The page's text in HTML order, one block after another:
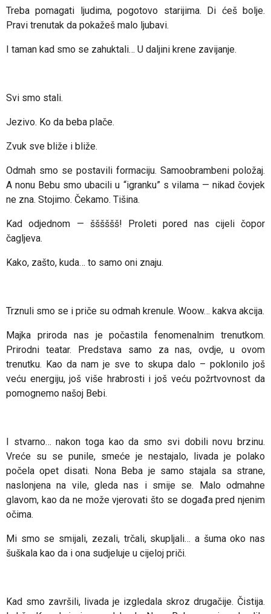
Treba pomagati ljudima, pogotovo starijima. Di ćeš bolje.
Pravi trenutak da pokažeš malo ljubavi.
I taman kad smo se zahuktali… U daljini krene zavijanje.
Svi smo stali.
Jezivo. Ko da beba plače.
Zvuk sve bliže i bliže.
Odmah smo se postavili formaciju. Samoobrambeni položaj.
A nonu Bebu smo ubacili u “igranku” s vilama — nikad čovjek
ne zna. Stojimo. Čekamo. Tišina.
Kad odjednom — šššššš! Proleti pored nas cijeli čopor
čagljeva.
Kako, zašto, kuda… to samo oni znaju.
Trznuli smo se i priče su odmah krenule. Woow… kakva akcija.
Majka priroda nas je počastila fenomenalnim trenutkom.
Prirodni teatar. Predstava samo za nas, ovdje, u ovom
trenutku. Kao da nam je sve to skupa dalo – poklonilo još
veću energiju, još više hrabrosti i još veću požrtvovnost da
pomognemo našoj Bebi.
I stvarno… nakon toga kao da smo svi dobili novu brzinu.
Vreće su se punile, smeće je nestajalo, livada je polako
počela opet disati. Nona Beba je samo stajala sa strane,
naslonjena na vile, gleda nas i smije se. Malo odmahne
glavom, kao da ne može vjerovati što se događa pred njenim
očima.
Mi smo se smijali, zezali, trčali, skupljali… a šuma oko nas
šuškala kao da i ona sudjeluje u cijeloj priči.
Kad smo završili, livada je izgledala skroz drugačije. Čistija.